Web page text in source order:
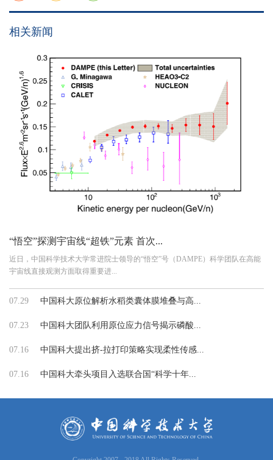
相关新闻
“悟空”探测宇宙线“超铁”元素 首次...
近日，中国科学技术大学常进院士领导的“悟空”号（DAMPE）科学团队在高能
宇宙线直接观测方面取得重要进...
07.29 中国科大原位解析水稻类囊体膜堆叠与高...
07.23 中国科大团队利用原位应力信号揭示磷酸...
07.16 中国科大提出挤-拉打印策略实现柔性传感...
07.16 中国科大牵头项目入选联合国“科学十年...